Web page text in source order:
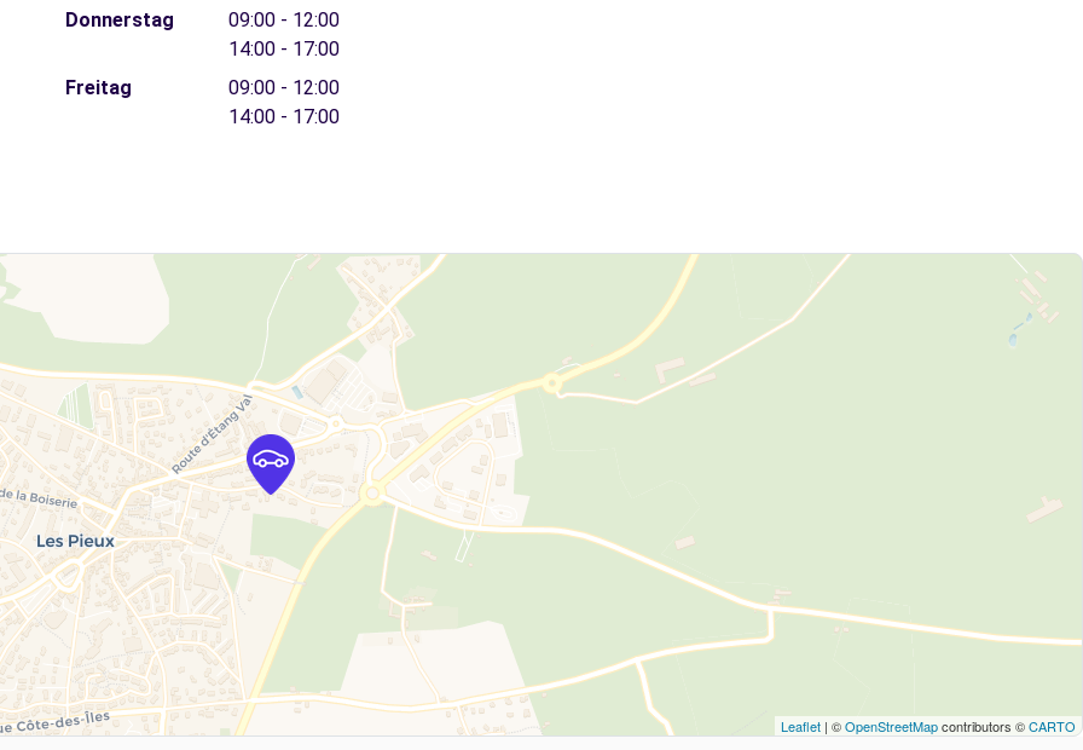
Donnerstag
09:00 - 12:00
14:00 - 17:00
Freitag
09:00 - 12:00
14:00 - 17:00
Leaflet | ©OpenStreetMapcontributors ©CARTO